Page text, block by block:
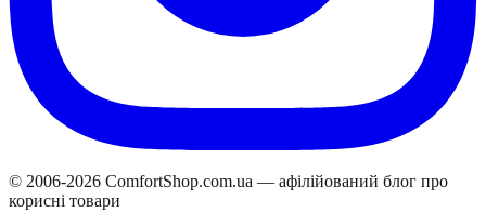
© 2006-2026 ComfortShop.com.ua — афілійований блог про
корисні товари